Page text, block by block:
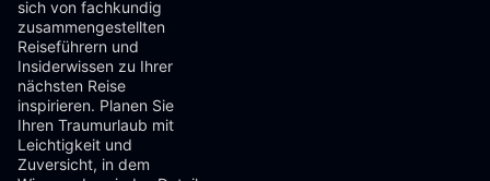
sich von fachkundig
zusammengestellten
Reiseführern und
Insiderwissen zu Ihrer
nächsten Reise
inspirieren. Planen Sie
Ihren Traumurlaub mit
Leichtigkeit und
Zuversicht, in dem